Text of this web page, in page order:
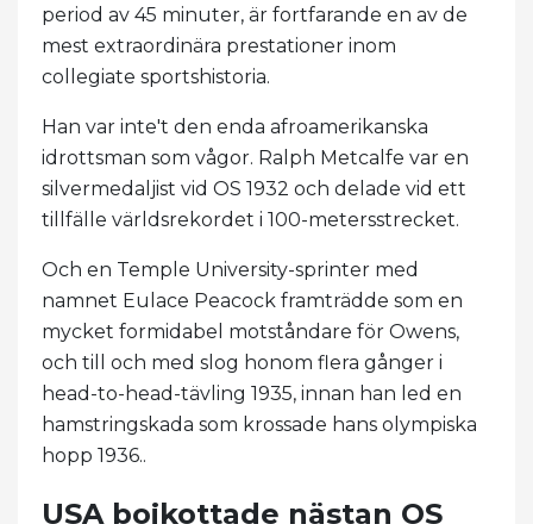
period av 45 minuter, är fortfarande en av de
mest extraordinära prestationer inom
collegiate sportshistoria.
Han var inte't den enda afroamerikanska
idrottsman som vågor. Ralph Metcalfe var en
silvermedaljist vid OS 1932 och delade vid ett
tillfälle världsrekordet i 100-metersstrecket.
Och en Temple University-sprinter med
namnet Eulace Peacock framträdde som en
mycket formidabel motståndare för Owens,
och till och med slog honom flera gånger i
head-to-head-tävling 1935, innan han led en
hamstringskada som krossade hans olympiska
hopp 1936..
USA bojkottade nästan OS